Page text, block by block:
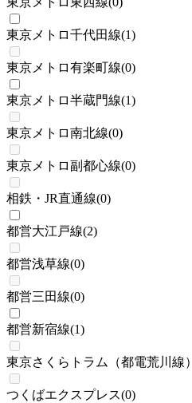
東京メトロ千代田線(1)
東京メトロ有楽町線(0)
東京メトロ半蔵門線(1)
東京メトロ南北線(0)
東京メトロ副都心線(0)
相鉄・JR直通線(0)
都営大江戸線(2)
都営浅草線(0)
都営三田線(0)
都営新宿線(1)
東京さくらトラム（都電荒川線）
つくばエクスプレス(0)